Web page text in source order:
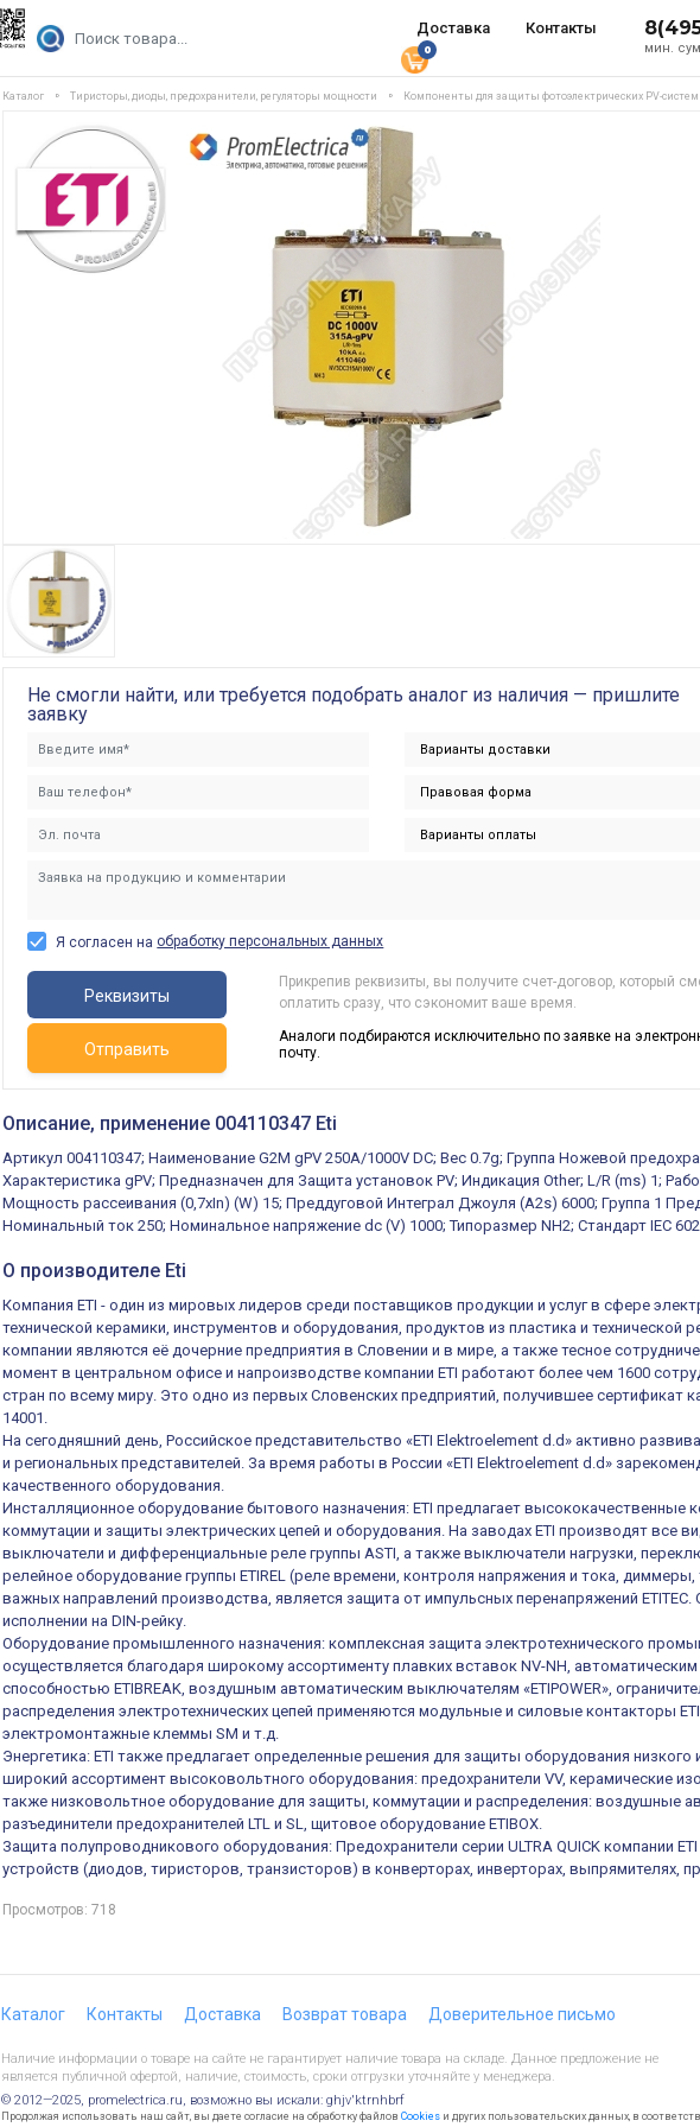
Доставка Контакты
мин.
0
Каталог Тиристоры, диоды, предохранители, регуляторы мощности Компоненты для защиты фотоэлектрических PV-систем
Не смогли найти, или требуется подобрать аналог из наличия — пришлите
заявку
Я согласен на обработку персональных данных
Реквизиты
Прикрепив реквизиты, вы получите счет-договор, который
оплатить сразу, что сэкономит ваше время.
Отправить
Аналоги подбираются исключительно по заявке на
почту.
Описание, применение 004110347 Eti
Артикул 004110347; Наименование G2M gPV 250A/1000V DC; Вес 0.7g; Группа Ножевой
Характеристика gPV; Предназначен для Защита установок PV; Индикация Other; L/R (ms) 1;
Мощность рассеивания (0,7xIn) (W) 15; Преддуговой Интеграл Джоуля (A2s) 6000; Группа 1
Номинальный ток 250; Номинальное напряжение dc (V) 1000; Типоразмер NH2; Стандарт IEC
О производителе Eti
Компания ETI - один из мировых лидеров среди поставщиков продукции и услуг в сфере
технической керамики, инструментов и оборудования, продуктов из пластика и
компании являются её дочерние предприятия в Словении и в мире, а также тесное
момент в центральном офисе и напроизводстве компании ETI работают более чем 1600
стран по всему миру. Это одно из первых Словенских предприятий, получившее сертификат
14001.
На сегодняшний день, Российское представительство «ETI Elektroelement d.d» активно
и региональных представителей. За время работы в России «ETI Elektroelement d.d»
качественного оборудования.
Инсталляционное оборудование бытового назначения: ETI предлагает высококачественные
коммутации и защиты электрических цепей и оборудования. На заводах ETI производят все
выключатели и дифференциальные реле группы ASTI, а также выключатели нагрузки,
релейное оборудование группы ETIREL (реле времени, контроля напряжения и тока,
важных направлений производства, является защита от импульсных перенапряжений
исполнении на DIN-рейку.
Оборудование промышленного назначения: комплексная защита электротехнического
осуществляется благодаря широкому ассортименту плавких вставок NV-NH,
способностью ETIBREAK, воздушным автоматическим выключателям «ETIPOWER»,
распределения электротехнических цепей применяются модульные и силовые контакторы
электромонтажные клеммы SM и т.д.
Энергетика: ETI также предлагает определенные решения для защиты оборудования
широкий ассортимент высоковольтного оборудования: предохранители VV, керамические
также низковольтное оборудование для защиты, коммутации и распределения: воздушные
разъединители предохранителей LTL и SL, щитовое оборудование ETIBOX.
Защита полупроводникового оборудования: Предохранители серии ULTRA QUICK компании
устройств (диодов, тиристоров, транзисторов) в конверторах, инверторах, выпрямителях,
Просмотров: 718
Каталог Контакты Доставка Возврат товара Доверительное письмо
Наличие информации о товаре на сайте не гарантирует наличие товара на складе. Данное предложение не
является публичной офертой, наличие, стоимость, сроки отгрузки уточняйте у менеджера.
© 2012—2025, promelectrica.ru, возможно вы искали: ghjv'ktrnhbrf
Продолжая использовать наш сайт, вы даете согласие на обработку файлов Cookies и других пользовательских данных, в